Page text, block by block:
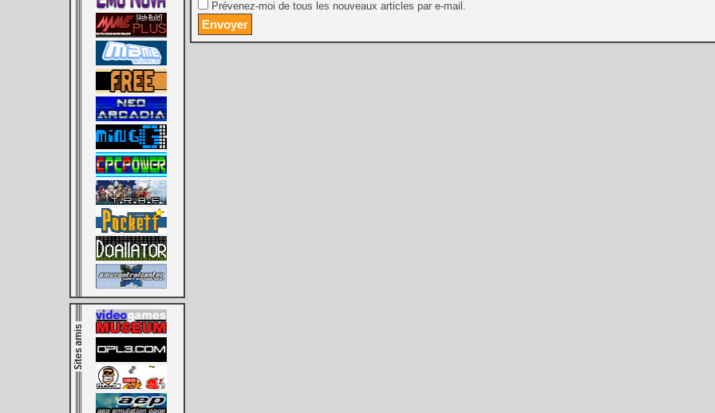
Prévenez-moi de tous les nouveaux articles par e-mail.